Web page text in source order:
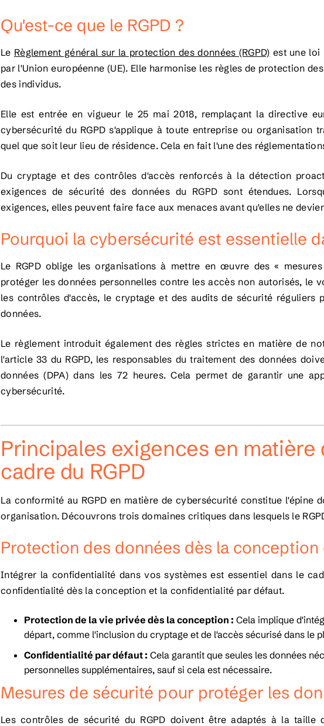
Qu'est-ce que le RGPD ?
Le Règlement général sur la protection des données (RGPD) est une loi
par l'Union européenne (UE). Elle harmonise les règles de protection
des individus.
Elle est entrée en vigueur le 25 mai 2018, remplaçant la directive
cybersécurité du RGPD s'applique à toute entreprise ou organisation
quel que soit leur lieu de résidence. Cela en fait l'une des
Du cryptage et des contrôles d'accès renforcés à la détection
exigences de sécurité des données du RGPD sont étendues.
exigences, elles peuvent faire face aux menaces avant qu'elles ne
Pourquoi la cybersécurité est essentielle
Le RGPD oblige les organisations à mettre en œuvre des «
protéger les données personnelles contre les accès non autorisés, le
les contrôles d'accès, le cryptage et des audits de sécurité
données.
Le règlement introduit également des règles strictes en matière de
l'article 33 du RGPD, les responsables du traitement des données
données (DPA) dans les 72 heures. Cela permet de garantir une
cybersécurité.
Principales exigences en
cadre du RGPD
La conformité au RGPD en matière de cybersécurité constitue l'épine
organisation. Découvrons trois domaines critiques dans lesquels le
Protection des données dès la
Intégrer la confidentialité dans vos systèmes est essentiel dans le
confidentialité dès la conception et la confidentialité par défaut.
Protection de la vie privée dès la conception : Cela implique
départ, comme l'inclusion du cryptage et de l'accès sécurisé dans le
Confidentialité par défaut : Cela garantit que seules les données
personnelles supplémentaires, sauf si cela est nécessaire.
Mesures de sécurité pour protéger les
Les contrôles de sécurité du RGPD doivent être adaptés à la